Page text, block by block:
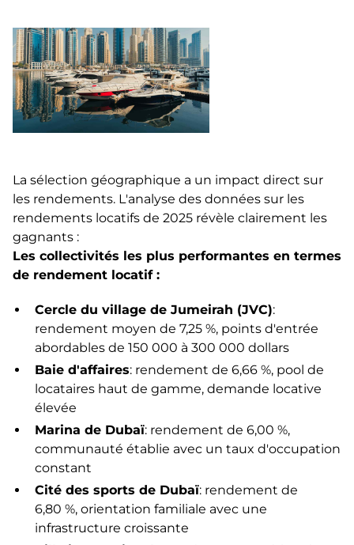
La sélection géographique a un impact direct sur
les rendements. L'analyse des données sur les
rendements locatifs de 2025 révèle clairement les
gagnants :
Les collectivités les plus performantes en termes
de rendement locatif :
Cercle du village de Jumeirah (JVC):
rendement moyen de 7,25 %, points d'entrée
abordables de 150 000 à 300 000 dollars
Baie d'affaires: rendement de 6,66 %, pool de
locataires haut de gamme, demande locative
élevée
Marina de Dubaï: rendement de 6,00 %,
communauté établie avec un taux d'occupation
constant
Cité des sports de Dubaï: rendement de
6,80 %, orientation familiale avec une
infrastructure croissante